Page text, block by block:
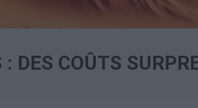
DES COÛTS